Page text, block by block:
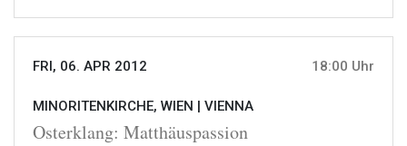
FRI, 06. APR 2012 18:00 Uhr
MINORITENKIRCHE, WIEN | VIENNA
Osterklang: Matthäuspassion